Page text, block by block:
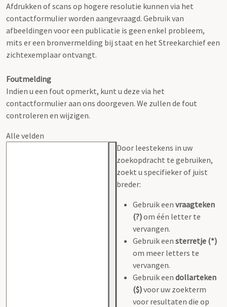
Afdrukken of scans op hogere resolutie kunnen via het
contactformulier worden aangevraagd. Gebruik van
afbeeldingen voor een publicatie is geen enkel probleem,
mits er een bronvermelding bij staat en het Streekarchief een
zichtexemplaar ontvangt.
Foutmelding
Indien u een fout opmerkt, kunt u deze via het
contactformulier aan ons doorgeven. We zullen de fout
controleren en wijzigen.
Alle velden
Door leestekens in uw
zoekopdracht te gebruiken,
zoekt u specifieker of juist
breder:
Gebruik een vraagteken
(?)om één letter te
vervangen.
Gebruik een sterretje (*)
om meer letters te
vervangen.
Gebruik een dollarteken
($)voor uw zoekterm
voor resultaten die op